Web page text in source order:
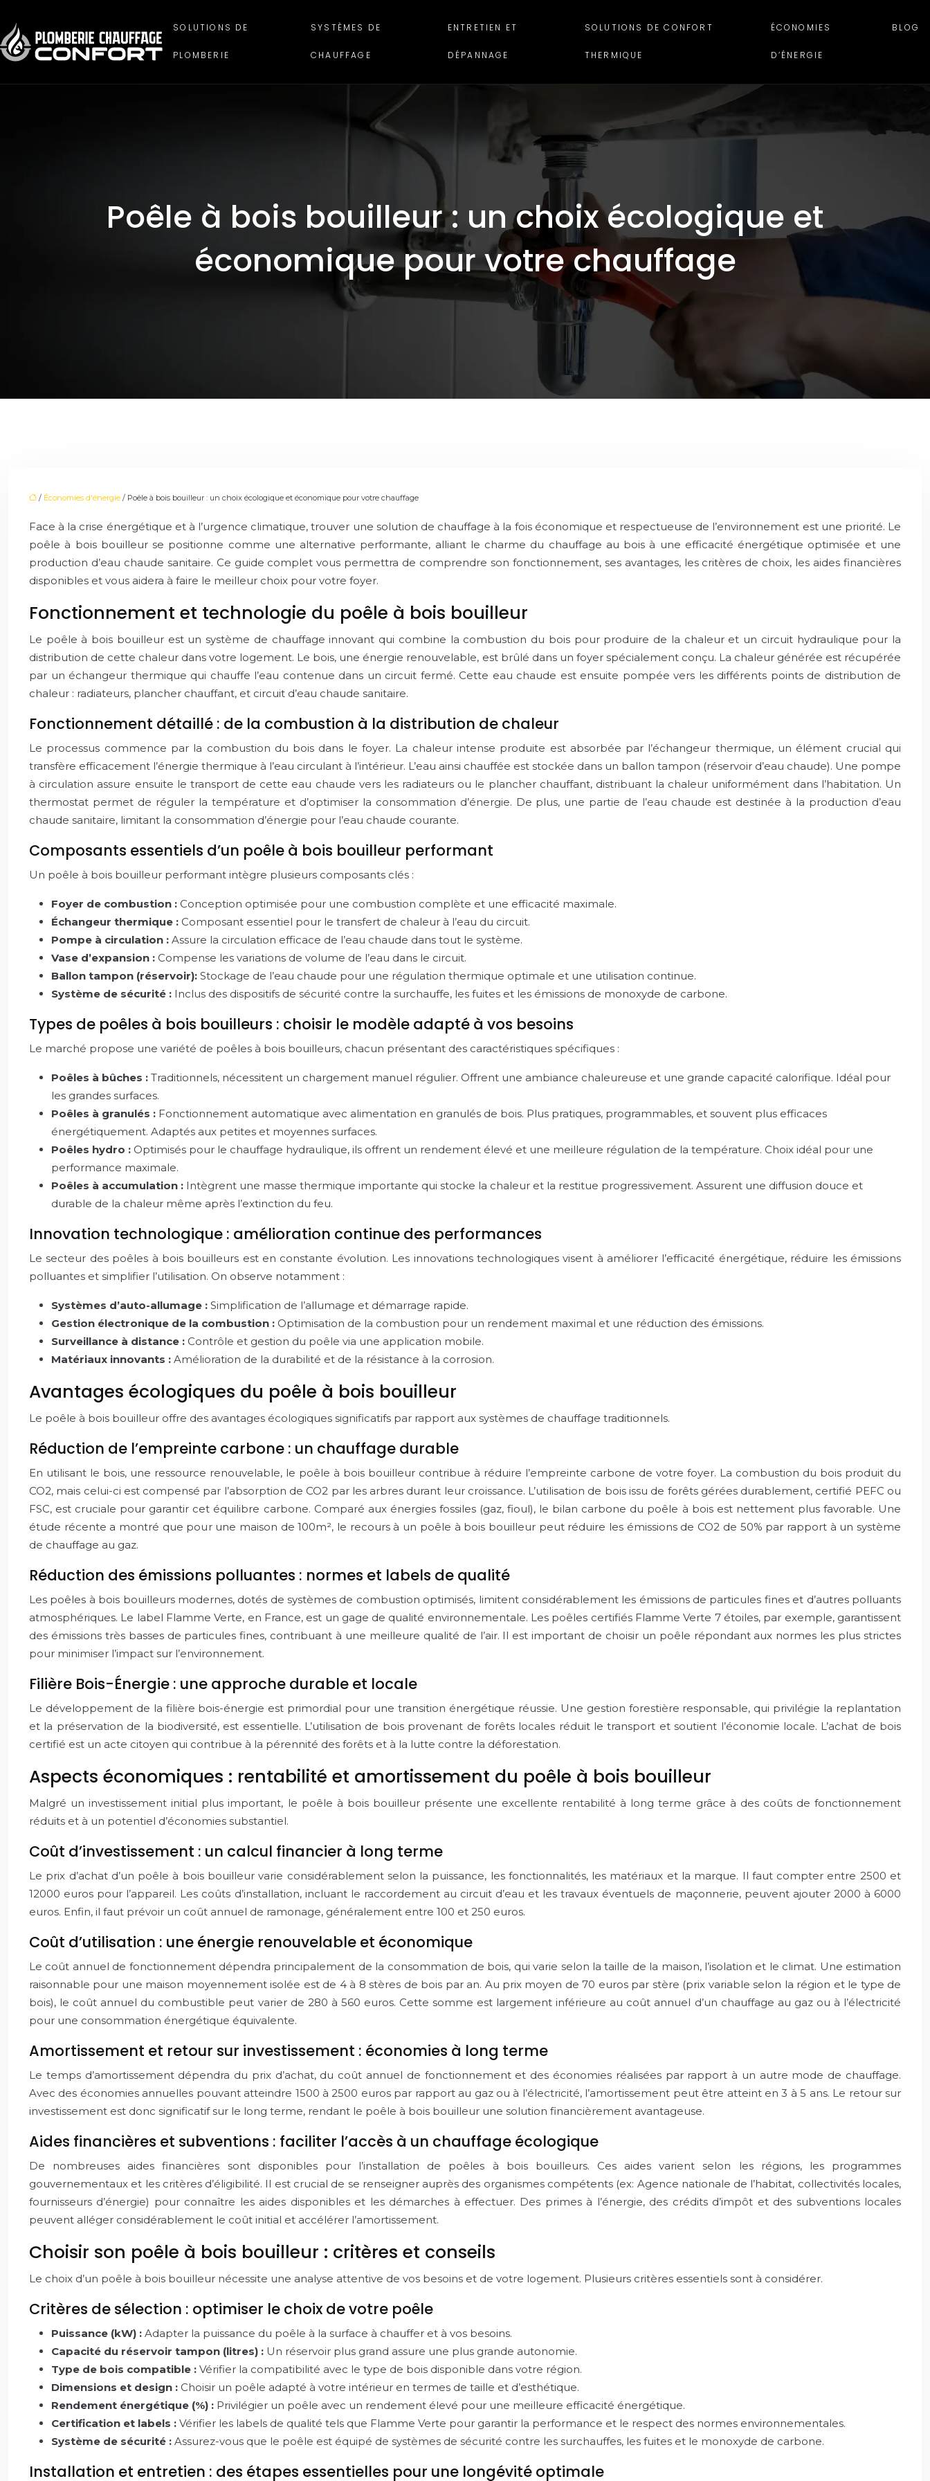
SOLUTIONS DE
PLOMBERIE
SYSTÈMES DE
CHAUFFAGE
ENTRETIEN ET
DÉPANNAGE
SOLUTIONS DE CONFORT
THERMIQUE
ÉCONOMIES
D’ÉNERGIE
BLOG
Poêle à bois bouilleur : un choix écologique et
économique pour votre chauffage
/ Économies d'énergie / Poêle à bois bouilleur : un choix écologique et économique pour votre chauffage
Face à la crise énergétique et à l’urgence climatique, trouver une solution de chauffage à la fois économique et respectueuse de l’environnement est une priorité. Le
poêle à bois bouilleur se positionne comme une alternative performante, alliant le charme du chauffage au bois à une efficacité énergétique optimisée et une
production d’eau chaude sanitaire. Ce guide complet vous permettra de comprendre son fonctionnement, ses avantages, les critères de choix, les aides financières
disponibles et vous aidera à faire le meilleur choix pour votre foyer.
Fonctionnement et technologie du poêle à bois bouilleur
Le poêle à bois bouilleur est un système de chauffage innovant qui combine la combustion du bois pour produire de la chaleur et un circuit hydraulique pour la
distribution de cette chaleur dans votre logement. Le bois, une énergie renouvelable, est brûlé dans un foyer spécialement conçu. La chaleur générée est récupérée
par un échangeur thermique qui chauffe l’eau contenue dans un circuit fermé. Cette eau chaude est ensuite pompée vers les différents points de distribution de
chaleur : radiateurs, plancher chauffant, et circuit d’eau chaude sanitaire.
Fonctionnement détaillé : de la combustion à la distribution de chaleur
Le processus commence par la combustion du bois dans le foyer. La chaleur intense produite est absorbée par l’échangeur thermique, un élément crucial qui
transfère efficacement l’énergie thermique à l’eau circulant à l’intérieur. L’eau ainsi chauffée est stockée dans un ballon tampon (réservoir d’eau chaude). Une pompe
à circulation assure ensuite le transport de cette eau chaude vers les radiateurs ou le plancher chauffant, distribuant la chaleur uniformément dans l’habitation. Un
thermostat permet de réguler la température et d’optimiser la consommation d’énergie. De plus, une partie de l’eau chaude est destinée à la production d’eau
chaude sanitaire, limitant la consommation d’énergie pour l’eau chaude courante.
Composants essentiels d’un poêle à bois bouilleur performant
Un poêle à bois bouilleur performant intègre plusieurs composants clés :
Foyer de combustion : Conception optimisée pour une combustion complète et une efficacité maximale.
Échangeur thermique : Composant essentiel pour le transfert de chaleur à l’eau du circuit.
Pompe à circulation : Assure la circulation efficace de l’eau chaude dans tout le système.
Vase d’expansion : Compense les variations de volume de l’eau dans le circuit.
Ballon tampon (réservoir): Stockage de l’eau chaude pour une régulation thermique optimale et une utilisation continue.
Système de sécurité : Inclus des dispositifs de sécurité contre la surchauffe, les fuites et les émissions de monoxyde de carbone.
Types de poêles à bois bouilleurs : choisir le modèle adapté à vos besoins
Le marché propose une variété de poêles à bois bouilleurs, chacun présentant des caractéristiques spécifiques :
Poêles à bûches : Traditionnels, nécessitent un chargement manuel régulier. Offrent une ambiance chaleureuse et une grande capacité calorifique. Idéal pour
les grandes surfaces.
Poêles à granulés : Fonctionnement automatique avec alimentation en granulés de bois. Plus pratiques, programmables, et souvent plus efficaces
énergétiquement. Adaptés aux petites et moyennes surfaces.
Poêles hydro : Optimisés pour le chauffage hydraulique, ils offrent un rendement élevé et une meilleure régulation de la température. Choix idéal pour une
performance maximale.
Poêles à accumulation : Intègrent une masse thermique importante qui stocke la chaleur et la restitue progressivement. Assurent une diffusion douce et
durable de la chaleur même après l’extinction du feu.
Innovation technologique : amélioration continue des performances
Le secteur des poêles à bois bouilleurs est en constante évolution. Les innovations technologiques visent à améliorer l’efficacité énergétique, réduire les émissions
polluantes et simplifier l’utilisation. On observe notamment :
Systèmes d’auto-allumage : Simplification de l’allumage et démarrage rapide.
Gestion électronique de la combustion : Optimisation de la combustion pour un rendement maximal et une réduction des émissions.
Surveillance à distance : Contrôle et gestion du poêle via une application mobile.
Matériaux innovants : Amélioration de la durabilité et de la résistance à la corrosion.
Avantages écologiques du poêle à bois bouilleur
Le poêle à bois bouilleur offre des avantages écologiques significatifs par rapport aux systèmes de chauffage traditionnels.
Réduction de l’empreinte carbone : un chauffage durable
En utilisant le bois, une ressource renouvelable, le poêle à bois bouilleur contribue à réduire l’empreinte carbone de votre foyer. La combustion du bois produit du
CO2, mais celui-ci est compensé par l’absorption de CO2 par les arbres durant leur croissance. L’utilisation de bois issu de forêts gérées durablement, certifié PEFC ou
FSC, est cruciale pour garantir cet équilibre carbone. Comparé aux énergies fossiles (gaz, fioul), le bilan carbone du poêle à bois est nettement plus favorable. Une
étude récente a montré que pour une maison de 100m², le recours à un poêle à bois bouilleur peut réduire les émissions de CO2 de 50% par rapport à un système
de chauffage au gaz.
Réduction des émissions polluantes : normes et labels de qualité
Les poêles à bois bouilleurs modernes, dotés de systèmes de combustion optimisés, limitent considérablement les émissions de particules fines et d’autres polluants
atmosphériques. Le label Flamme Verte, en France, est un gage de qualité environnementale. Les poêles certifiés Flamme Verte 7 étoiles, par exemple, garantissent
des émissions très basses de particules fines, contribuant à une meilleure qualité de l’air. Il est important de choisir un poêle répondant aux normes les plus strictes
pour minimiser l’impact sur l’environnement.
Filière Bois-Énergie : une approche durable et locale
Le développement de la filière bois-énergie est primordial pour une transition énergétique réussie. Une gestion forestière responsable, qui privilégie la replantation
et la préservation de la biodiversité, est essentielle. L’utilisation de bois provenant de forêts locales réduit le transport et soutient l’économie locale. L’achat de bois
certifié est un acte citoyen qui contribue à la pérennité des forêts et à la lutte contre la déforestation.
Aspects économiques : rentabilité et amortissement du poêle à bois bouilleur
Malgré un investissement initial plus important, le poêle à bois bouilleur présente une excellente rentabilité à long terme grâce à des coûts de fonctionnement
réduits et à un potentiel d’économies substantiel.
Coût d’investissement : un calcul financier à long terme
Le prix d’achat d’un poêle à bois bouilleur varie considérablement selon la puissance, les fonctionnalités, les matériaux et la marque. Il faut compter entre 2500 et
12000 euros pour l’appareil. Les coûts d’installation, incluant le raccordement au circuit d’eau et les travaux éventuels de maçonnerie, peuvent ajouter 2000 à 6000
euros. Enfin, il faut prévoir un coût annuel de ramonage, généralement entre 100 et 250 euros.
Coût d’utilisation : une énergie renouvelable et économique
Le coût annuel de fonctionnement dépendra principalement de la consommation de bois, qui varie selon la taille de la maison, l’isolation et le climat. Une estimation
raisonnable pour une maison moyennement isolée est de 4 à 8 stères de bois par an. Au prix moyen de 70 euros par stère (prix variable selon la région et le type de
bois), le coût annuel du combustible peut varier de 280 à 560 euros. Cette somme est largement inférieure au coût annuel d’un chauffage au gaz ou à l’électricité
pour une consommation énergétique équivalente.
Amortissement et retour sur investissement : économies à long terme
Le temps d’amortissement dépendra du prix d’achat, du coût annuel de fonctionnement et des économies réalisées par rapport à un autre mode de chauffage.
Avec des économies annuelles pouvant atteindre 1500 à 2500 euros par rapport au gaz ou à l’électricité, l’amortissement peut être atteint en 3 à 5 ans. Le retour sur
investissement est donc significatif sur le long terme, rendant le poêle à bois bouilleur une solution financièrement avantageuse.
Aides financières et subventions : faciliter l’accès à un chauffage écologique
De nombreuses aides financières sont disponibles pour l’installation de poêles à bois bouilleurs. Ces aides varient selon les régions, les programmes
gouvernementaux et les critères d’éligibilité. Il est crucial de se renseigner auprès des organismes compétents (ex: Agence nationale de l’habitat, collectivités locales,
fournisseurs d’énergie) pour connaître les aides disponibles et les démarches à effectuer. Des primes à l’énergie, des crédits d’impôt et des subventions locales
peuvent alléger considérablement le coût initial et accélérer l’amortissement.
Choisir son poêle à bois bouilleur : critères et conseils
Le choix d’un poêle à bois bouilleur nécessite une analyse attentive de vos besoins et de votre logement. Plusieurs critères essentiels sont à considérer.
Critères de sélection : optimiser le choix de votre poêle
Puissance (kW) : Adapter la puissance du poêle à la surface à chauffer et à vos besoins.
Capacité du réservoir tampon (litres) : Un réservoir plus grand assure une plus grande autonomie.
Type de bois compatible : Vérifier la compatibilité avec le type de bois disponible dans votre région.
Dimensions et design : Choisir un poêle adapté à votre intérieur en termes de taille et d’esthétique.
Rendement énergétique (%) : Privilégier un poêle avec un rendement élevé pour une meilleure efficacité énergétique.
Certification et labels : Vérifier les labels de qualité tels que Flamme Verte pour garantir la performance et le respect des normes environnementales.
Système de sécurité : Assurez-vous que le poêle est équipé de systèmes de sécurité contre les surchauffes, les fuites et le monoxyde de carbone.
Installation et entretien : des étapes essentielles pour une longévité optimale